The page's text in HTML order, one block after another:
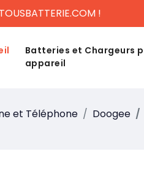
!
Batteries et Chargeurs
appareil
et Téléphone Doogee